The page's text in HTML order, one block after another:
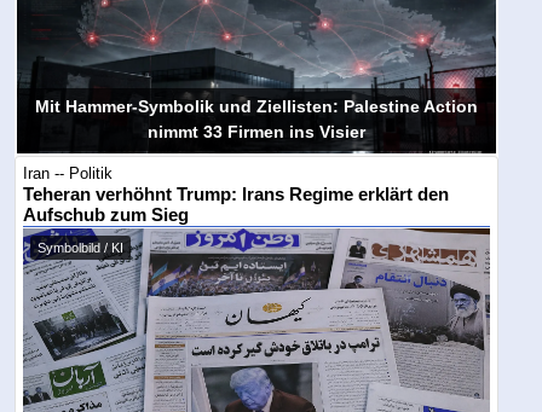
Mit Hammer-Symbolik und Ziellisten: Palestine Action
nimmt 33 Firmen ins Visier
Iran -- Politik
Teheran verhöhnt Trump: Irans Regime erklärt den
Aufschub zum Sieg
Symbolbild / KI